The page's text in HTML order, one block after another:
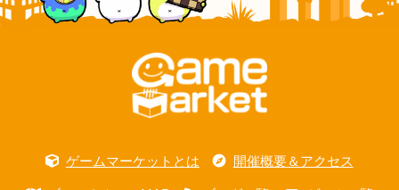
ゲームマーケットとは 開催概要＆アクセス